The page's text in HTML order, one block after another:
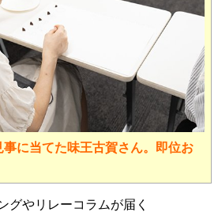
に当てた味王古賀さん。即位お
グやリレーコラムが届く